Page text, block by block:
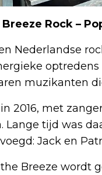
Rock –
Nederlandse
muzikanten
2016, met
Lange tijd was
Jack en
Breeze wordt